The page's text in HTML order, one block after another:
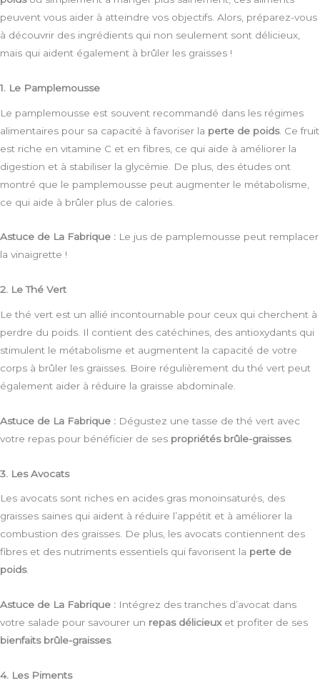
peuvent vous aider à atteindre vos objectifs. Alors, préparez-vous
à découvrir des ingrédients qui non seulement sont délicieux,
mais qui aident également à brûler les graisses !
1. Le Pamplemousse
Le pamplemousse est souvent recommandé dans les régimes
alimentaires pour sa capacité à favoriser la perte de poids. Ce fruit
est riche en vitamine C et en fibres, ce qui aide à améliorer la
digestion et à stabiliser la glycémie. De plus, des études ont
montré que le pamplemousse peut augmenter le métabolisme,
ce qui aide à brûler plus de calories.
Astuce de La Fabrique : Le jus de pamplemousse peut remplacer
la vinaigrette !
2. Le Thé Vert
Le thé vert est un allié incontournable pour ceux qui cherchent à
perdre du poids. Il contient des catéchines, des antioxydants qui
stimulent le métabolisme et augmentent la capacité de votre
corps à brûler les graisses. Boire régulièrement du thé vert peut
également aider à réduire la graisse abdominale.
Astuce de La Fabrique : Dégustez une tasse de thé vert avec
votre repas pour bénéficier de ses propriétés brûle-graisses.
3. Les Avocats
Les avocats sont riches en acides gras monoinsaturés, des
graisses saines qui aident à réduire l’appétit et à améliorer la
combustion des graisses. De plus, les avocats contiennent des
fibres et des nutriments essentiels qui favorisent la perte de
poids.
Astuce de La Fabrique : Intégrez des tranches d’avocat dans
votre salade pour savourer un repas délicieuxet profiter de ses
bienfaits brûle-graisses.
4. Les Piments